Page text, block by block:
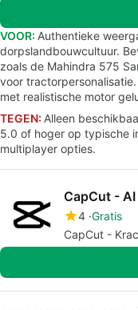
VOOR: Authentieke
dorpslandbouwcultuur.
zoals de Mahindra 575
voor
met realistische motor
TEGEN: Alleen
5.0 of hoger op typische
multiplayer opties.
CapCut -
4 Gratis
CapCut -